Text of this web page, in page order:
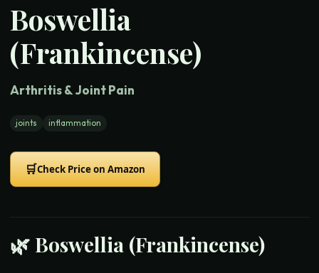
Boswellia
(Frankincense)
Arthritis & Joint Pain
joints inflammation
🛒Check Price on Amazon
🌿 Boswellia (Frankincense)